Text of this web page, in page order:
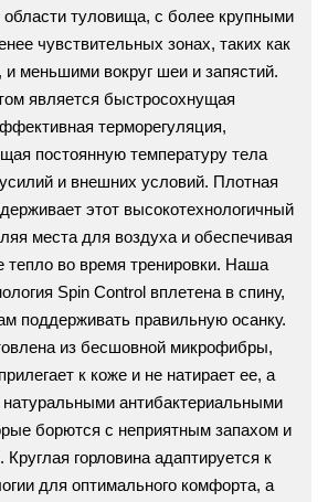
области туловища, с более крупными
чувствительных зонах, таких как
и меньшими вокруг шеи и запястий.
является быстросохнущая
терморегуляция,
постоянную температуру тела
и внешних условий. Плотная
этот высокотехнологичный
места для воздуха и обеспечивая
тепло во время тренировки. Наша
Spin Control вплетена в спину,
поддерживать правильную осанку.
из бесшовной микрофибры,
к коже и не натирает ее, а
антибактериальными
борются с неприятным запахом и
горловина адаптируется к
для оптимального комфорта, а